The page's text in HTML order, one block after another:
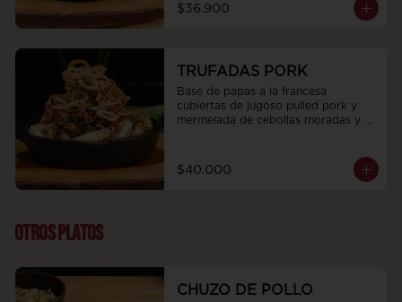
$36.900
TRUFADAS PORK
Base de papas a la francesa
cubiertas de jugoso pulled pork y
mermelada de cebollas moradas y
trufas, topping de cebollas
crocantes y cebollín
$40.000
OTROS PLATOS
CHUZO DE POLLO